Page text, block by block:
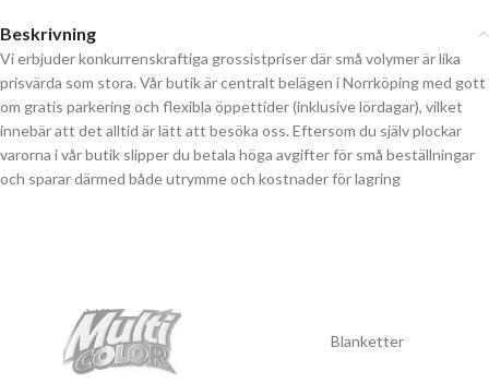
Beskrivning
Vi erbjuder konkurrenskraftiga grossistpriser där små volymer är lika
prisvärda som stora. Vår butik är centralt belägen i Norrköping med gott
om gratis parkering och flexibla öppettider (inklusive lördagar), vilket
innebär att det alltid är lätt att besöka oss. Eftersom du själv plockar
varorna i vår butik slipper du betala höga avgifter för små beställningar
och sparar därmed både utrymme och kostnader för lagring
Blanketter